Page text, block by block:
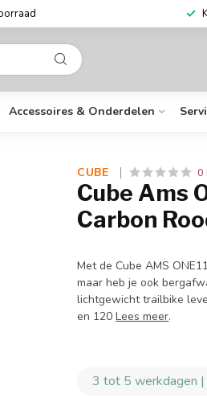
Meer dan
Accessoires & Onderdelen
CUBE 0
Cube Ams
Carbon
Met de Cube AMS
maar heb je ook
lichtgewicht trailbike
en 120Lees meer.
3 tot 5 werkdagen |